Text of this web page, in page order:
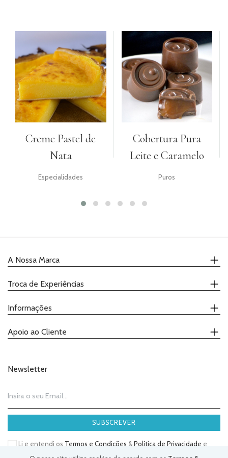
Creme Pastel de
Nata
Especialidades
Cobertura Pura
Leite e Caramelo
Puros
A Nossa Marca
Quem Somos
Onde Comprar
Catálogo
Troca de Experiências
Calendário
Demonstrações
Degustações
Informações
Contactos
Política de Privacidade
Apoio ao Cliente
Email:geral@justaddloveee.com
Newsletter
SUBSCREVER
Li e entendi os Termos e Condições &Política de Privacidade e
aceito receber as comunicações da Just Add Love.